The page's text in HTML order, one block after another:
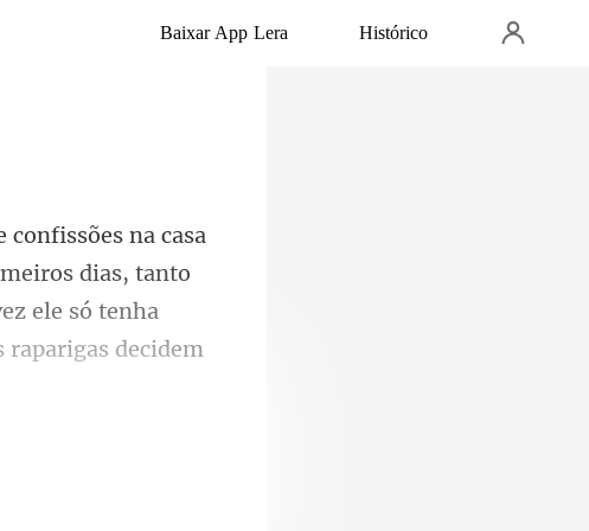
Baixar App Lera Histórico
dias, tanto
ele só ten